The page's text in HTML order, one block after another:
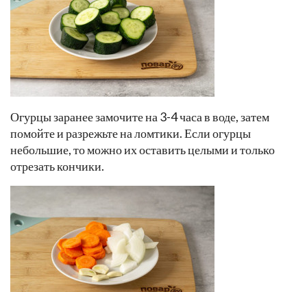
Огурцы заранее замочите на 3-4 часа в воде, затем
помойте и разрежьте на ломтики. Если огурцы
небольшие, то можно их оставить целыми и только
отрезать кончики.